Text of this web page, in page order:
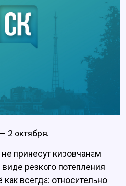
2 октября.
принесут кировчанам
резкого потепления
всегда: относительно